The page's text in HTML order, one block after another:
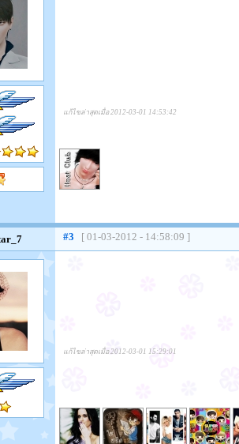
แก้ไขล่าสุดเมื่อ 2012-03-01 14:53:42
#3 [ 01-03-2012 - 14:58:09 ]
แก้ไขล่าสุดเมื่อ 2012-03-01 15:29:01